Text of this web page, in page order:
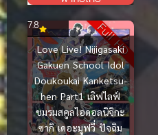
Full HD
Love Live! Nijigasaki
Gakuen School Idol
Doukoukai Kanketsu-
hen Part1 เลิฟไลฟ์
ชมรมสคูลไอดอลนิจิกะ
ซากิ เดอะมูฟวี่ ปัจฉิม
7.8